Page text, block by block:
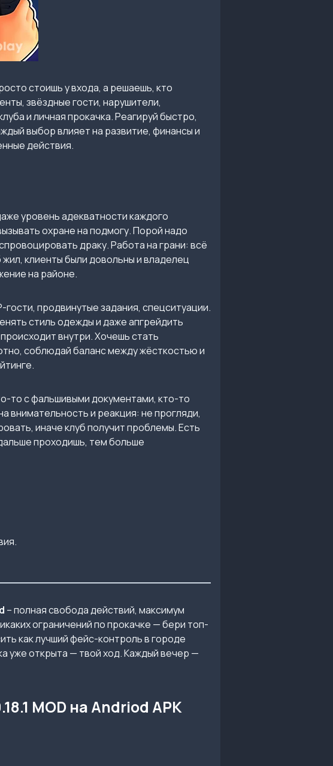
стоишь у входа, а решаешь, кто
звёздные гости, нарушители,
и личная прокачка. Реагируй быстро,
выбор влияет на развитие, финансы и
действия.
уровень адекватности каждого
охране на подмогу. Порой надо
драку. Работа на грани: всё
клиенты были довольны и владелец
на районе.
продвинутые задания, спецситуации.
стиль одежды и даже апгрейдить
внутри. Хочешь стать
соблюдай баланс между жёсткостью и
то с фальшивыми документами, кто-то
внимательность и реакция: не прогляди,
иначе клуб получит проблемы. Есть
проходишь, тем больше
– полная свобода действий, максимум
ограничений по прокачке — бери топ-
как лучший фейс-контроль в городе
уже открыта — твой ход. Каждый вечер —
MOD на Andriod APK